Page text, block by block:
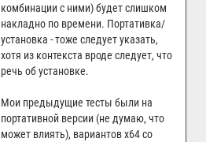
комбинации с ними) будет слишком
накладно по времени. Портативка/
установка - тоже следует указать,
хотя из контекста вроде следует, что
речь об установке.
Мои предыдущие тесты были на
портативной версии (не думаю, что
может влиять), вариантов x64 со